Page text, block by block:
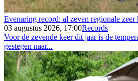
Evenaring record: al zeven regionale zeer
03 augustus 2026, 17:00Records
Voor de zevende keer dit jaar is de
gestegen naar...